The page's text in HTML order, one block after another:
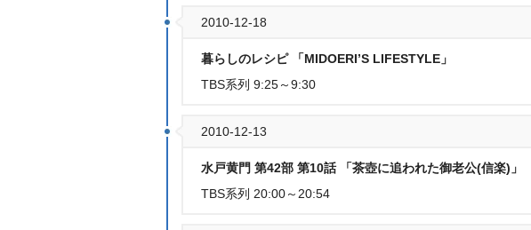
2010-12-18
暮らしのレシピ 「MIDOERI’S LIFESTYLE」
TBS系列 9:25～9:30
2010-12-13
水戸黄門 第42部 第10話 「茶壺に追われた御老公(信楽)」
TBS系列 20:00～20:54